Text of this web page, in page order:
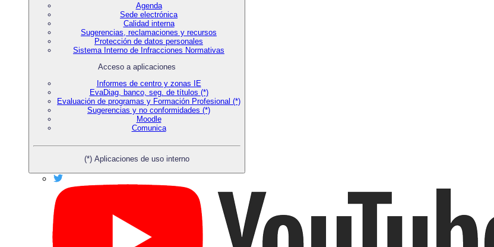
Agenda
Sede electrónica
Calidad interna
Sugerencias, reclamaciones y recursos
Protección de datos personales
Sistema Interno de Infracciones Normativas
Acceso a aplicaciones
Informes de centro y zonas IE
EvaDiag, banco, seg. de títulos (*)
Evaluación de programas y Formación Profesional (*)
Sugerencias y no conformidades (*)
Moodle
Comunica
(*) Aplicaciones de uso interno